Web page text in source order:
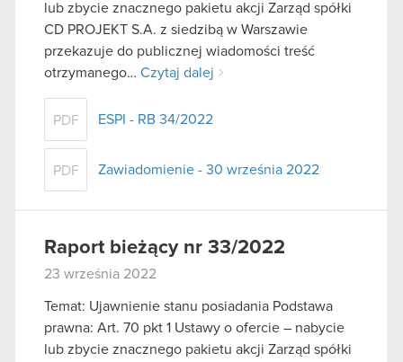
lub zbycie znacznego pakietu akcji Zarząd spółki
CD PROJEKT S.A. z siedzibą w Warszawie
przekazuje do publicznej wiadomości treść
otrzymanego… Czytaj dalej
PDF ESPI - RB 34/2022
PDF Zawiadomienie - 30 września 2022
Raport bieżący nr 33/2022
23 września 2022
Temat: Ujawnienie stanu posiadania Podstawa
prawna: Art. 70 pkt 1 Ustawy o ofercie – nabycie
lub zbycie znacznego pakietu akcji Zarząd spółki